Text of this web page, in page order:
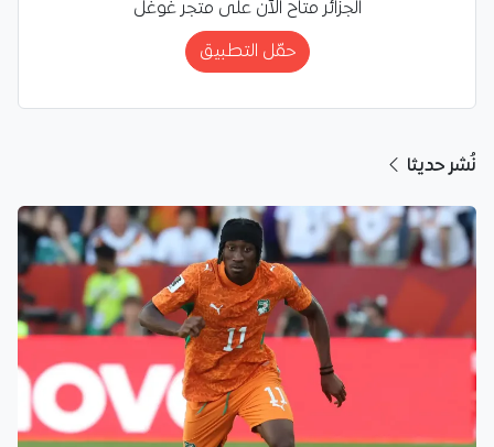
الجزائر متاح الآن على متجر غوغل
حمّل التطبيق
نُشر حديثا